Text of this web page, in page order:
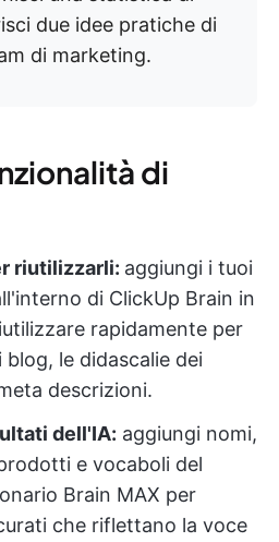
due idee pratiche di
di marketing.
di
riutilizzarli: aggiungi i tuoi
di ClickUp Brain in
rapidamente per
le didascalie dei
descrizioni.
dell'IA: aggiungi nomi,
e vocaboli del
Brain MAX per
che riflettano la voce